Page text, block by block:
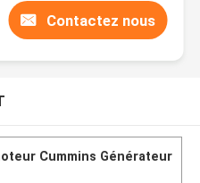
Contactez nous
Cummins Générateur